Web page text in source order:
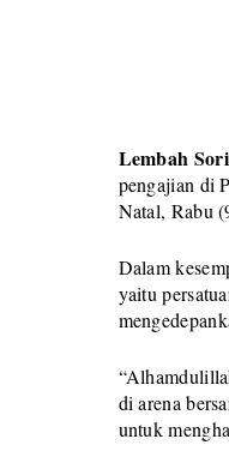
Lembah
pengajian di
Natal, Rabu
Dalam
yaitu
di arena
untuk